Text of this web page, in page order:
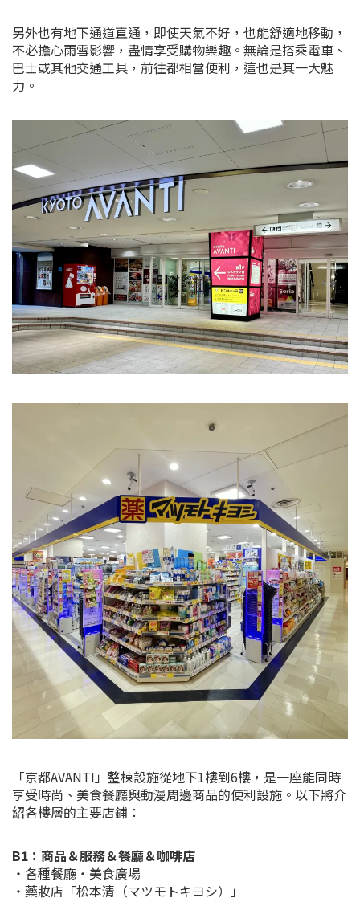
另外也有地下通道直通，即使天氣不好，也能舒適地移動，
不必擔心雨雪影響，盡情享受購物樂趣。無論是搭乘電車、
巴士或其他交通工具，前往都相當便利，這也是其一大魅
力。
「京都AVANTI」 整棟設施從地下1樓到6樓， 是一座能同時
享受時尚、美食餐廳與動漫周邊商品的便利設施。以下將介
紹各樓層的主要店鋪：
B1： 商品＆服務＆餐廳＆咖啡店
・各種餐廳・美食廣場
・藥妝店「松本清（マツモトキヨシ）」